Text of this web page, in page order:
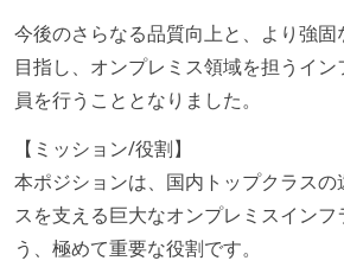
今後のさらなる品質向上と、より強
目指し、オンプレミス領域を担うイ
員を行うこととなりました。
【ミッション/役割】
本ポジションは、国内トップクラス
スを支える巨大なオンプレミスイン
う、極めて重要な役割です。